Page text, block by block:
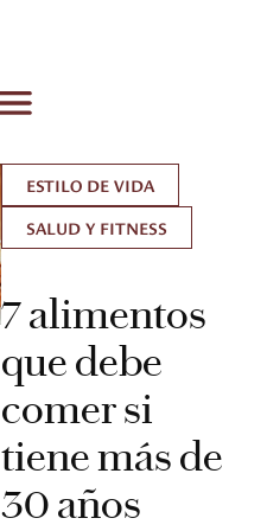
ESTILO DE VIDA
SALUD Y FITNESS
7 alimentos
que debe
comer si
tiene más de
30 años